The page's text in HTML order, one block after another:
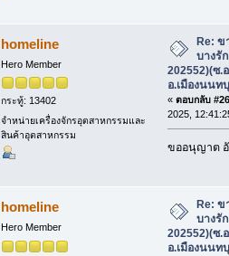
homeline
Hero Member
กระทู้: 13402
จำหน่ายเครื่องจักรอุตสาหกรรมและ
สินค้าอุตสาหกรรม
Re:
บางรั
202552)(ซ.
อ.เมืองนนท
« ตอบกลับ
2025,
ขออนุญาต
homeline
Hero Member
Re:
บางรั
202552)(ซ.
อ.เมืองนนท